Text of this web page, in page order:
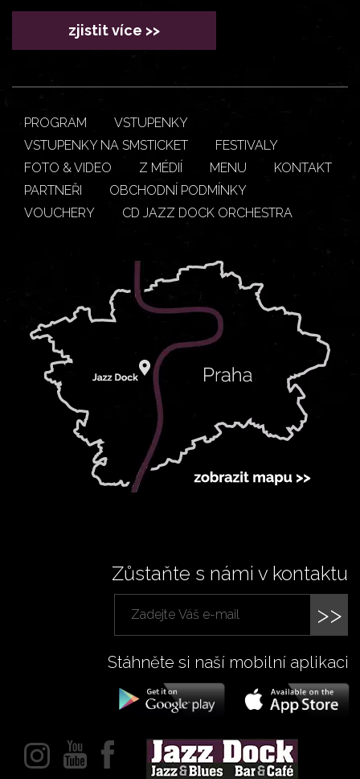
zjistit více >>
PROGRAM
VSTUPENKY
VSTUPENKY NA SMSTICKET
FESTIVALY
FOTO & VIDEO
Z MÉDIÍ MENU
KONTAKT
PARTNEŘI
OBCHODNÍ PODMÍNKY
VOUCHERY
CD JAZZ DOCK ORCHESTRA
Zůstaňte s námi v kontaktu
>>
Stáhněte si naší mobilní aplikaci